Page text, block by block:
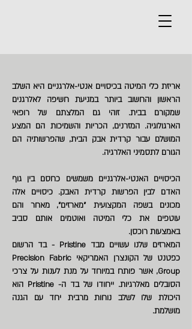
אריזת כלי המיטה בכיסויים אנטי-אלרגניים היא השלב
הראשון והחשוב ביותר במניעת חשיפה לאלרגנים
שמקורם בבית. זוהי גם המלצתם של רופאי
הארגולוגיה. המזרנים, הכריות והשמיכות הם המצע
המושלם עבור קרדית אבק הבית, שהפרשותיה הם
הגורם לתסמיני האלרגיה.
הכיסויים האנטי-אלרגניים משמשים כחסם בין גוף
האדם לבין הפרשות קרדית האבק. כיסויים אלה
מכונים בשפה המקצועית "מארזים", מאחר והם
עוטפים את כלי המיטה ואוטמים אותם סביב
באמצעות רוכסן.
המארזים שלנו עשויים מבד Pristine - בד הרשום
כפטנט של הקונצרן האמריקאי Precision Fabric
Group, אשר פותח במיוחד על מנת לענות על צרכי
הסובלים מאלרגיות. ייחודו של בד ה- Pristine הוא
היכולת שלו לשלב נוחות מרבית יחד עם הגנה
מושלמת.